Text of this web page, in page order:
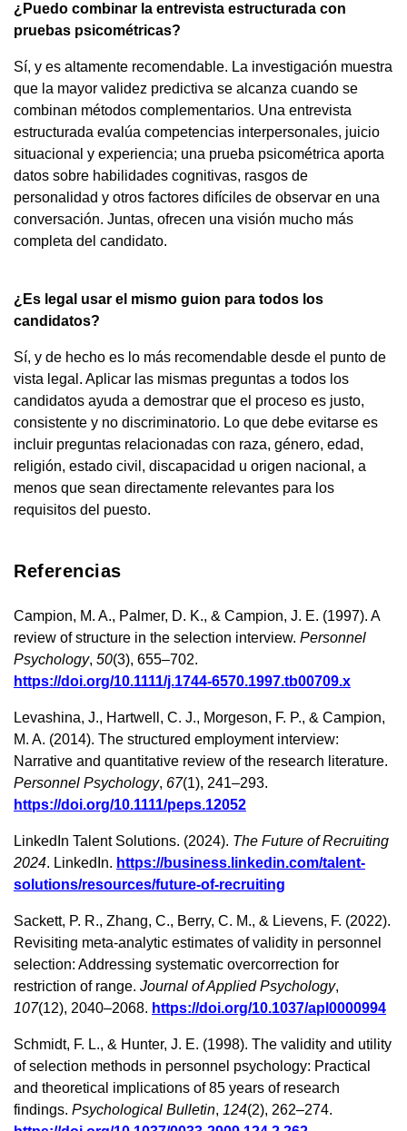
¿Puedo combinar la entrevista estructurada con
pruebas psicométricas?
Sí, y es altamente recomendable. La investigación muestra
que la mayor validez predictiva se alcanza cuando se
combinan métodos complementarios. Una entrevista
estructurada evalúa competencias interpersonales, juicio
situacional y experiencia; una prueba psicométrica aporta
datos sobre habilidades cognitivas, rasgos de
personalidad y otros factores difíciles de observar en una
conversación. Juntas, ofrecen una visión mucho más
completa del candidato.
¿Es legal usar el mismo guion para todos los
candidatos?
Sí, y de hecho es lo más recomendable desde el punto de
vista legal. Aplicar las mismas preguntas a todos los
candidatos ayuda a demostrar que el proceso es justo,
consistente y no discriminatorio. Lo que debe evitarse es
incluir preguntas relacionadas con raza, género, edad,
religión, estado civil, discapacidad u origen nacional, a
menos que sean directamente relevantes para los
requisitos del puesto.
Referencias
Campion, M. A., Palmer, D. K., & Campion, J. E. (1997). A
review of structure in the selection interview. Personnel
Psychology, 50(3), 655–702.
https://doi.org/10.1111/j.1744-6570.1997.tb00709.x
Levashina, J., Hartwell, C. J., Morgeson, F. P., & Campion,
M. A. (2014). The structured employment interview:
Narrative and quantitative review of the research literature.
Personnel Psychology, 67(1), 241–293.
https://doi.org/10.1111/peps.12052
LinkedIn Talent Solutions. (2024). The Future of Recruiting
2024. LinkedIn. https://business.linkedin.com/talent-
solutions/resources/future-of-recruiting
Sackett, P. R., Zhang, C., Berry, C. M., & Lievens, F. (2022).
Revisiting meta-analytic estimates of validity in personnel
selection: Addressing systematic overcorrection for
restriction of range. Journal of Applied Psychology,
107(12), 2040–2068. https://doi.org/10.1037/apl0000994
Schmidt, F. L., & Hunter, J. E. (1998). The validity and utility
of selection methods in personnel psychology: Practical
and theoretical implications of 85 years of research
findings. Psychological Bulletin, 124(2), 262–274.